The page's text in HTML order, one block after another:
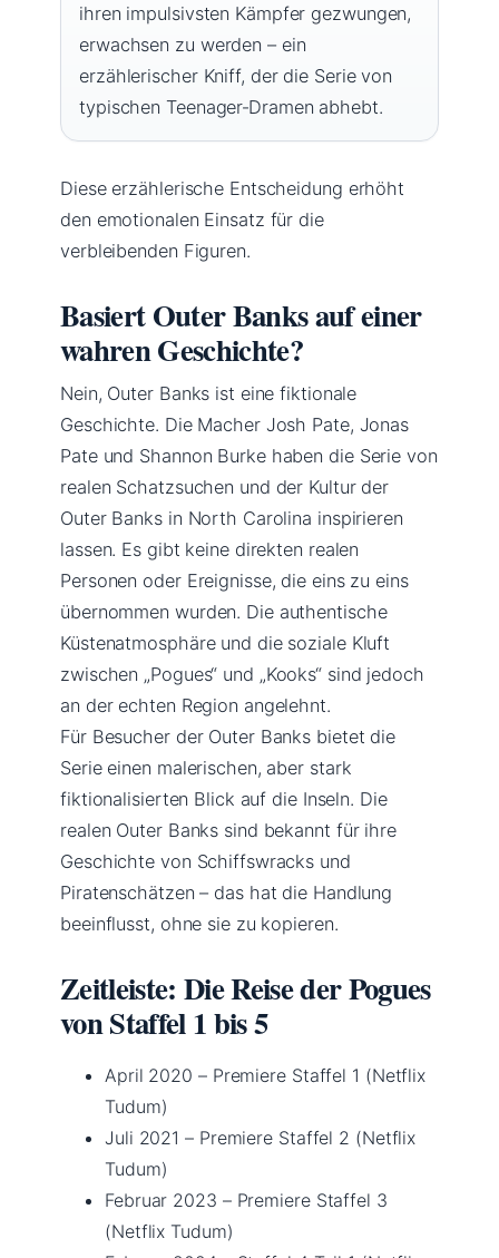
ihren impulsivsten Kämpfer gezwungen,
erwachsen zu werden – ein
erzählerischer Kniff, der die Serie von
typischen Teenager‑Dramen abhebt.
Diese erzählerische Entscheidung erhöht
den emotionalen Einsatz für die
verbleibenden Figuren.
Basiert Outer Banks auf einer
wahren Geschichte?
Nein, Outer Banks ist eine fiktionale
Geschichte. Die Macher Josh Pate, Jonas
Pate und Shannon Burke haben die Serie von
realen Schatzsuchen und der Kultur der
Outer Banks in North Carolina inspirieren
lassen. Es gibt keine direkten realen
Personen oder Ereignisse, die eins zu eins
übernommen wurden. Die authentische
Küstenatmosphäre und die soziale Kluft
zwischen „Pogues“ und „Kooks“ sind jedoch
an der echten Region angelehnt.
Für Besucher der Outer Banks bietet die
Serie einen malerischen, aber stark
fiktionalisierten Blick auf die Inseln. Die
realen Outer Banks sind bekannt für ihre
Geschichte von Schiffswracks und
Piratenschätzen – das hat die Handlung
beeinflusst, ohne sie zu kopieren.
Zeitleiste: Die Reise der Pogues
von Staffel 1 bis 5
April 2020 – Premiere Staffel 1 (Netflix
Tudum)
Juli 2021 – Premiere Staffel 2 (Netflix
Tudum)
Februar 2023 – Premiere Staffel 3
(Netflix Tudum)